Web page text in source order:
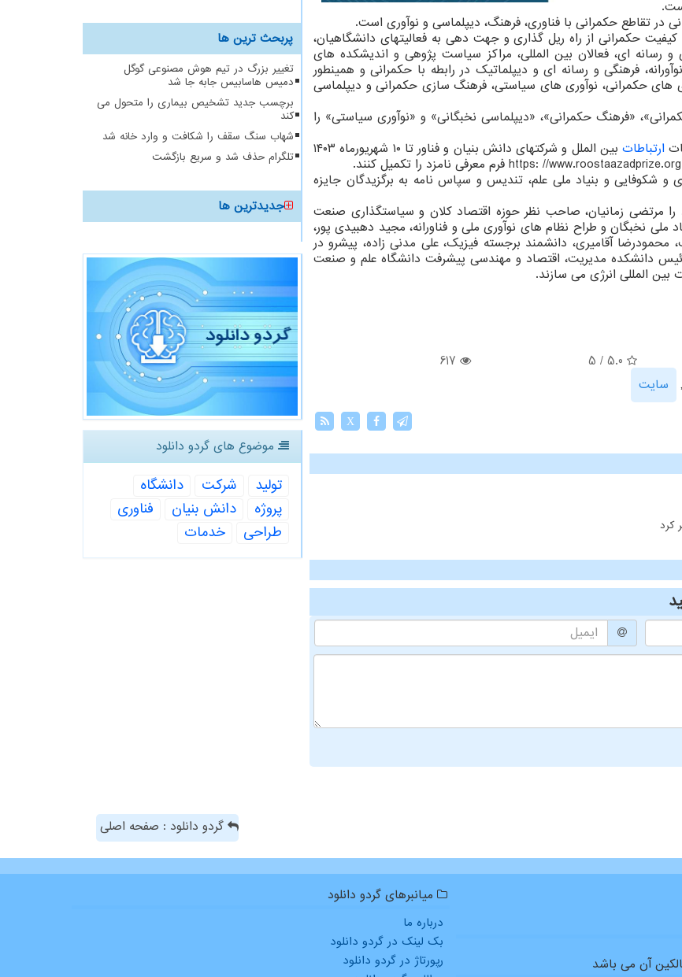
در تقاطع حکمرانی با فناوری، فرهنگ، دیپلماسی و نوآوری است.
حکمرانی از راه ریل گذاری و جهت دهی به فعالیتهای دانشگاهیان،
رسانه ای، فعالان بین المللی، مراکز سیاست پژوهی و اندیشکده های
فرهنگی و رسانه ای و دیپلماتیک در رابطه با حکمرانی و همینطور
های حکمرانی، نوآوری های سیاستی، فرهنگ سازی حکمرانی و دیپلماسی
«فرهنگ حکمرانی»، «دیپلماسی نخبگانی» و «نوآوری سیاستی» را
ارتباطات
بین الملل و شرکتهای دانش بنیان و فناور تا ۱۰ شهریورماه ۱۴۰۳
صندوق نوآوری و شکوفایی و بنیاد ملی علم، تندیس و سپاس نامه به برگزیدگان جایزه
را مرتضی زمانیان، صاحب نظر حوزه اقتصاد کلان و سیاستگذاری صنعت
ملی نخبگان و طراح نظام های نوآوری ملی و فناورانه، مجید دهبیدی پور،
آقامیری، دانشمند برجسته فیزیک، علی مدنی زاده، پیشرو در
دانشکده مدیریت، اقتصاد و مهندسی پیشرفت دانشگاه علم و صنعت
المللی انرژی می سازند.
5.0
/
5
617
,
سایت
X
کرد
پربحث ترین ها
تغییر بزرگ در تیم هوش مصنوعی گوگل
دمیس هاسابیس جابه جا شد
برچسب جدید تشخیص بیماری را متحول می
کند
شهاب سنگ سقف را شکافت و وارد خانه شد
تلگرام حذف شد و سریع بازگشت
جدیدترین ها
موضوع های گردو دانلود
تولید شركت
دانشگاه
پروژه
دانش بنیان
فناوری
طراحی
خدمات
گردو دانلود : صفحه اصلی
میانبرهای گردو دانلود
درباره ما
بک لینک در گردو دانلود
رپورتاژ در گردو دانلود